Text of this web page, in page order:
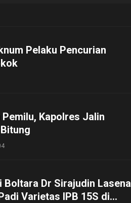
Pelaku Pencurian
Kapolres Jalin
Boltara Dr Sirajudin Lasena
Varietas IPB 15S di